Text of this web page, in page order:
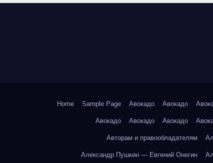
Home Sample Page Авокадо Авокадо
Авокадо Авокадо Авокадо
Авторам и правообладателям
Александр Пушкин — Евгений Онегин